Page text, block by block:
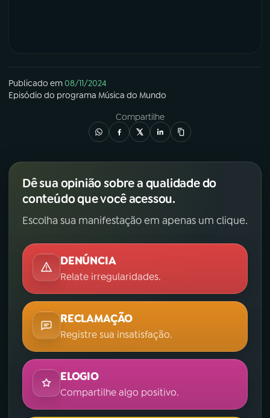
Publicado em08/11/2024
Episódio do programa Música do Mundo
Compartilhe
Dê sua opinião sobre a qualidade do
conteúdo que você acessou.
Escolha sua manifestação em apenas um clique.
DENÚNCIA
Relate irregularidades.
RECLAMAÇÃO
Registre sua insatisfação.
ELOGIO
Compartilhe algo positivo.